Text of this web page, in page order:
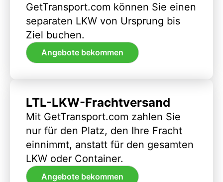
GetTransport.com können Sie einen
separaten LKW von Ursprung bis
Ziel buchen.
Angebote bekommen
LTL-LKW-Frachtversand
Mit GetTransport.com zahlen Sie
nur für den Platz, den Ihre Fracht
einnimmt, anstatt für den gesamten
LKW oder Container.
Angebote bekommen